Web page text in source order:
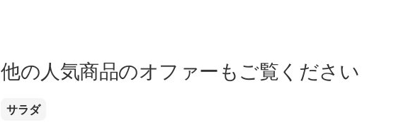
他の人気商品のオファーもご覧ください
サラダ